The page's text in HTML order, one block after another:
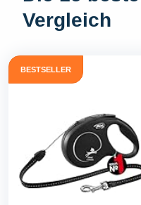
Vergleich
BESTSELLER